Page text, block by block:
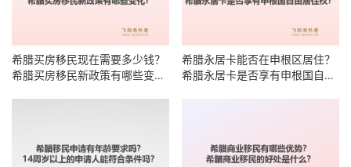
希腊买房移民现在需要多少钱？
希腊买房移民新政策有哪些变
希腊永居卡能否在申根区居住？
希腊永居卡是否享有申根国自由